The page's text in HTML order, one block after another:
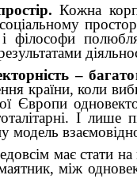
Кожна
і філософи
–
країни, коли
Європи
І
модель
має стати
між